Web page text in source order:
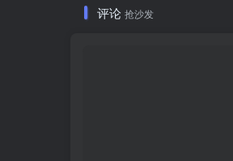
评论 抢沙发